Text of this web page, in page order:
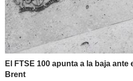
El FTSE 100 apunta a la baja ante
Brent